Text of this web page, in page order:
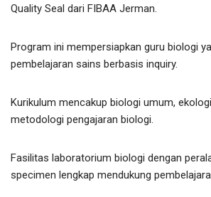
Quality Seal dari FIBAA Jerman.
Program ini mempersiapkan guru biologi
pembelajaran sains berbasis inquiry.
Kurikulum mencakup biologi umum,
metodologi pengajaran biologi.
Fasilitas laboratorium biologi dengan
specimen lengkap mendukung